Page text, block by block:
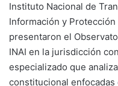
Instituto Nacional de
Información y
presentaron el
INAI en la jurisdicción
especializado que
constitucional enfocadas